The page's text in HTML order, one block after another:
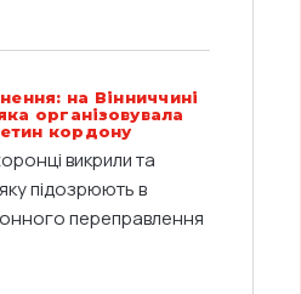
на Вінниччині
організовувала
кордону
викрили та
підозрюють в
переправлення